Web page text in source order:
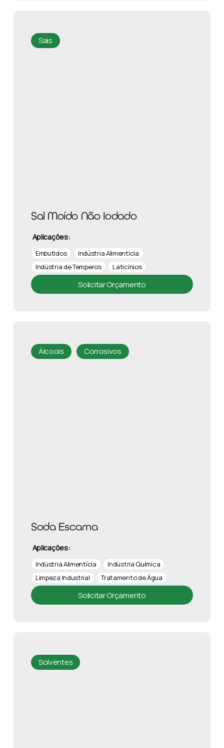
Sais
Sal Moído Não Iodado
Aplicações:
Embutidos
Indústria Alimentícia
Indústria de Temperos
Laticínios
Solicitar Orçamento
Álcoois Corrosivos
Soda Escama
Aplicações:
Indústria Alimentícia
Indústria Química
Limpeza Industrial
Tratamento de Água
Solicitar Orçamento
Solventes